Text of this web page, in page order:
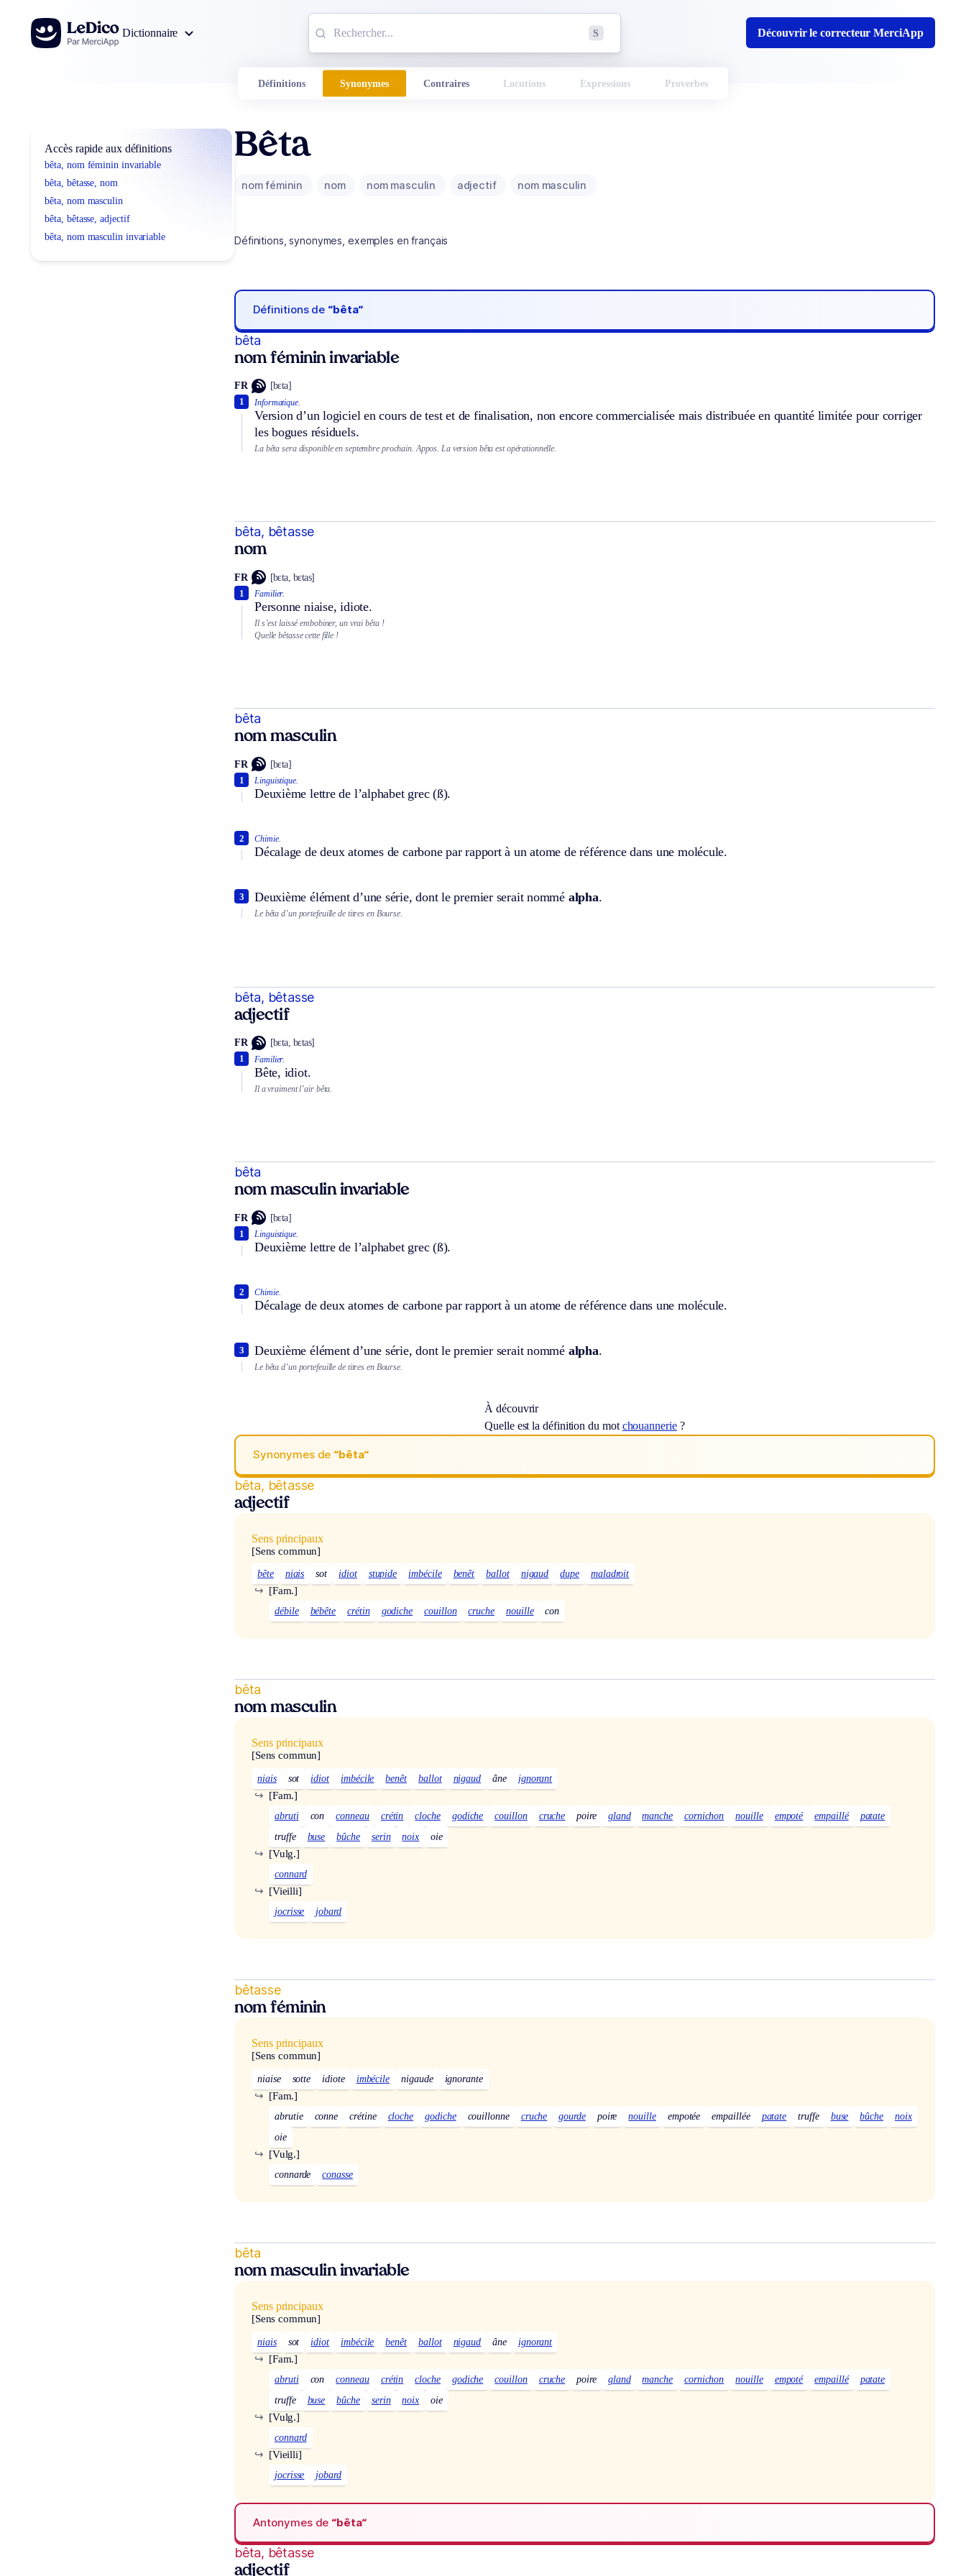
Aller au contenu
Dictionnaire
S Découvrir le correcteur MerciApp
Définitions Synonymes Contraires Locutions Expressions Proverbes
Accès rapide aux définitions
bêta, nom féminin invariable
bêta, bêtasse, nom
bêta, nom masculin
bêta, bêtasse, adjectif
bêta, nom masculin invariable
Bêta
nom féminin nom nom masculin adjectif nom masculin
Définitions, synonymes, exemples en français
Définitions de “bêta“
bêta
nom féminin invariable
FR [bɛta]
Informatique.
Version d’un logiciel en cours de test et de finalisation, non encore commercialisée mais distribuée en quantité limitée pour corriger
les bogues résiduels.
1
La bêta sera disponible en septembre prochain. Appos. La version bêta est opérationnelle.
bêta, bêtasse
nom
FR [bɛta, bɛtas]
Familier.
Personne niaise, idiote.
1
Il s’est laissé embobiner, un vrai bêta !
Quelle bêtasse cette fille !
bêta
nom masculin
FR [bɛta]
Linguistique.
Deuxième lettre de l’alphabet grec (ß).
1
Chimie.
Décalage de deux atomes de carbone par rapport à un atome de référence dans une molécule.
2
Deuxième élément d’une série, dont le premier serait nommé alpha.
3
Le bêta d’un portefeuille de titres en Bourse.
bêta, bêtasse
adjectif
FR [bɛta, bɛtas]
Familier.
Bête, idiot.
1
Il a vraiment l’air bêta.
bêta
nom masculin invariable
FR [bɛta]
Linguistique.
Deuxième lettre de l’alphabet grec (ß).
1
Chimie.
Décalage de deux atomes de carbone par rapport à un atome de référence dans une molécule.
2
Deuxième élément d’une série, dont le premier serait nommé alpha.
3
Le bêta d’un portefeuille de titres en Bourse.
À découvrir
Quelle est la définition du mot chouannerie?
Synonymes de “bêta“
bêta, bêtasse
adjectif
Sens principaux
[Sens commun]
bête niais sot idiot stupide imbécile benêt ballot nigaud dupe maladroit
[Fam.]
↪
débile bébête crétin godiche couillon cruche nouille con
bêta
nom masculin
Sens principaux
[Sens commun]
niais sot idiot imbécile benêt ballot nigaud âne ignorant
[Fam.]
↪
abruti con conneau crétin cloche godiche couillon cruche poire gland manche cornichon nouille empoté empaillé
patate
truffe
buse bûche serin noix oie
[Vulg.]
↪
connard
[Vieilli]
↪
jocrisse jobard
bêtasse
nom féminin
Sens principaux
[Sens commun]
niaise sotte idiote imbécile nigaude ignorante
[Fam.]
↪
abrutie conne crétine cloche godiche couillonne cruche gourde poire nouille empotée empaillée patate truffe buse bûche
noix
oie
[Vulg.]
↪
connarde conasse
bêta
nom masculin invariable
Sens principaux
[Sens commun]
niais sot idiot imbécile benêt ballot nigaud âne ignorant
[Fam.]
↪
abruti con conneau crétin cloche godiche couillon cruche poire gland manche cornichon nouille empoté empaillé
patate
truffe
buse bûche serin noix oie
[Vulg.]
↪
connard
[Vieilli]
↪
jocrisse jobard
Antonymes de “bêta“
bêta, bêtasse
adjectif